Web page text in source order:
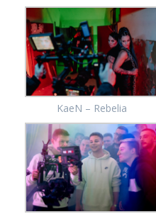
KaeN – Rebelia